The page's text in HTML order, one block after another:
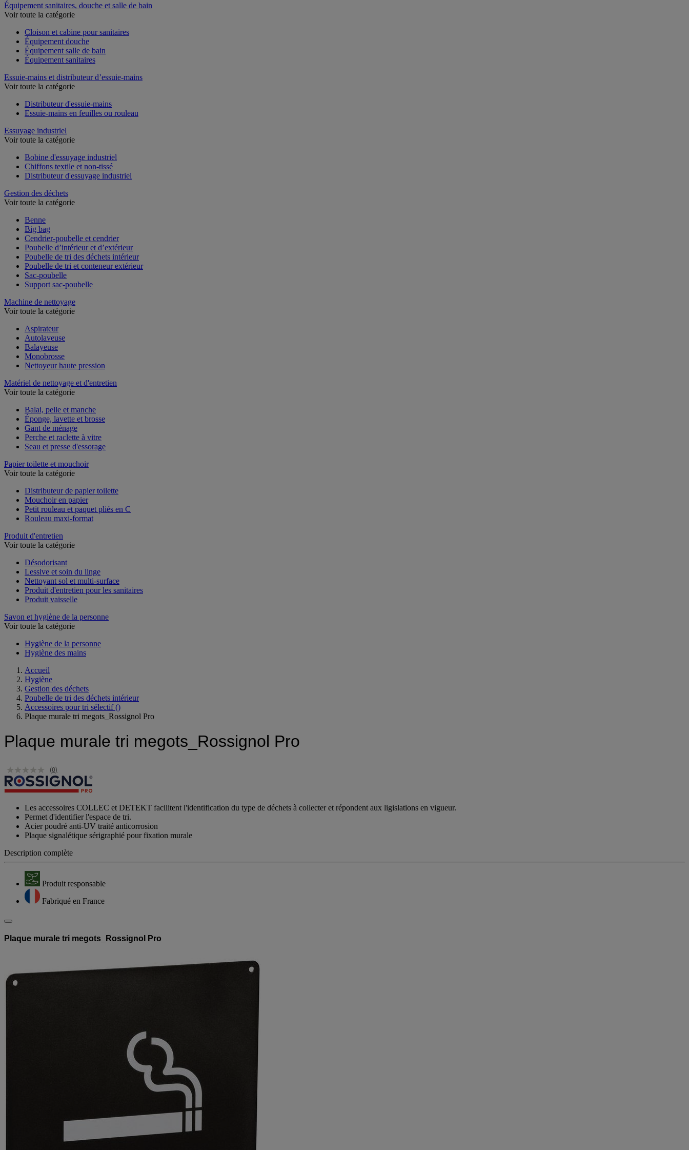
Équipement sanitaires, douche et salle de bain
Voir toute la catégorie
Cloison et cabine pour sanitaires
Équipement douche
Équipement salle de bain
Équipement sanitaires
Essuie-mains et distributeur d’essuie-mains
Voir toute la catégorie
Distributeur d'essuie-mains
Essuie-mains en feuilles ou rouleau
Essuyage industriel
Voir toute la catégorie
Bobine d'essuyage industriel
Chiffons textile et non-tissé
Distributeur d'essuyage industriel
Gestion des déchets
Voir toute la catégorie
Benne
Big bag
Cendrier-poubelle et cendrier
Poubelle d’intérieur et d’extérieur
Poubelle de tri des déchets intérieur
Poubelle de tri et conteneur extérieur
Sac-poubelle
Support sac-poubelle
Machine de nettoyage
Voir toute la catégorie
Aspirateur
Autolaveuse
Balayeuse
Monobrosse
Nettoyeur haute pression
Matériel de nettoyage et d'entretien
Voir toute la catégorie
Balai, pelle et manche
Éponge, lavette et brosse
Gant de ménage
Perche et raclette à vitre
Seau et presse d'essorage
Papier toilette et mouchoir
Voir toute la catégorie
Distributeur de papier toilette
Mouchoir en papier
Petit rouleau et paquet pliés en C
Rouleau maxi-format
Produit d'entretien
Voir toute la catégorie
Désodorisant
Lessive et soin du linge
Nettoyant sol et multi-surface
Produit d'entretien pour les sanitaires
Produit vaisselle
Savon et hygiène de la personne
Voir toute la catégorie
Hygiène de la personne
Hygiène des mains
Accueil
Hygiène
Gestion des déchets
Poubelle de tri des déchets intérieur
Accessoires pour tri sélectif ()
Plaque murale tri megots_Rossignol Pro
Plaque murale tri megots_Rossignol Pro
(0)
Les accessoires COLLEC et DETEKT facilitent l'identification du type de déchets à collecter et répondent aux ligislations en vigueur.
Permet d'identifier l'espace de tri.
Acier poudré anti-UV traité anticorrosion
Plaque signalétique sérigraphié pour fixation murale
Description complète
Produit responsable
Fabriqué en France
Plaque murale tri megots_Rossignol Pro